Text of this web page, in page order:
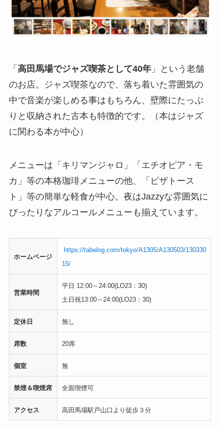
「 高田馬場でジャズ喫茶として40年」という老舗
のお店。ジャズ喫茶なので、落ち着いた雰囲気の
中で音楽が楽しめる事はもちろん、壁際にたっぷ
りと収納された古本も特徴的です。（本はジャズ
に関わる本が中心）
メニューは「キリマンジャロ」「エチオピア・モ
カ」等の本格珈琲メニューの他、「ピザトース
ト」等の簡単な軽食が中心。夜はJazzyな雰囲気に
ぴったりなアルコールメニューも揃えています。
ホームページ
https://tabelog.com/tokyo/A1305/A130503/130330
15/
営業時間
平日 12:00～24:00(LO23：30)
土日祝13:00～24:00(LO23：30)
定休日 無し
席数 20席
個室 無
禁煙＆喫煙席 全面喫煙可
アクセス 高田馬場駅戸山口より徒歩３分